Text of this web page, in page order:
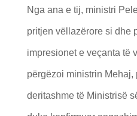
Nga ana e tij, ministri
pritjen vëllazërore si dhe
impresionet e veçanta të
përgëzoi ministrin Mehaj,
deritashme të Ministrisë